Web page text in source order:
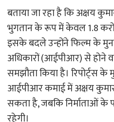
बताया जा रहा है कि अक्षय
भुगतान के रूप में केवल 1.8
इसके बदले उन्होंने फिल्म के
अधिकारों (आईपीआर) से होने
समझौता किया है। रिपोर्ट्स
आईपीआर कमाई में अक्षय कुमार
सकता है, जबकि निर्माताओं के